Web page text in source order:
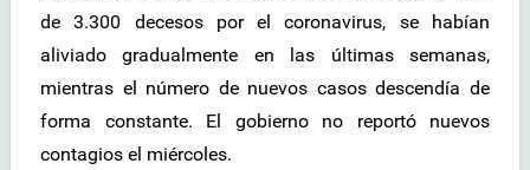
de 3.300 decesos por el coronavirus, se habían
aliviado gradualmente en las últimas semanas,
mientras el número de nuevos casos descendía de
forma constante. El gobierno no reportó nuevos
contagios el miércoles.